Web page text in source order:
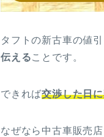
タフトの新古車の値
伝えることです。
できれば交渉した日
なぜなら中古車販売